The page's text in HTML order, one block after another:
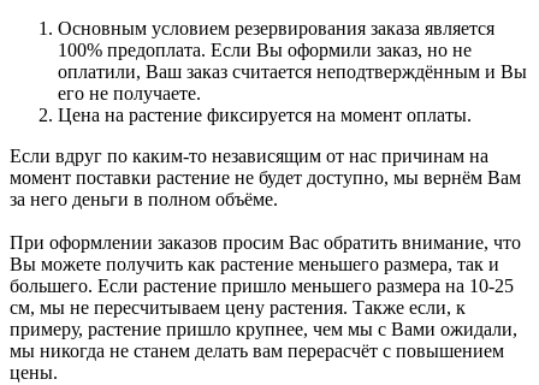
Основным условием резервирования заказа является
100% предоплата. Если Вы оформили заказ, но не
оплатили, Ваш заказ считается неподтверждённым и Вы
его не получаете.
Цена на растение фиксируется на момент оплаты.
Если вдруг по каким-то независящим от нас причинам на
момент поставки растение не будет доступно, мы вернём Вам
за него деньги в полном объёме.
При оформлении заказов просим Вас обратить внимание, что
Вы можете получить как растение меньшего размера, так и
большего. Если растение пришло меньшего размера на 10-25
см, мы не пересчитываем цену растения. Также если, к
примеру, растение пришло крупнее, чем мы с Вами ожидали,
мы никогда не станем делать вам перерасчёт с повышением
цены.